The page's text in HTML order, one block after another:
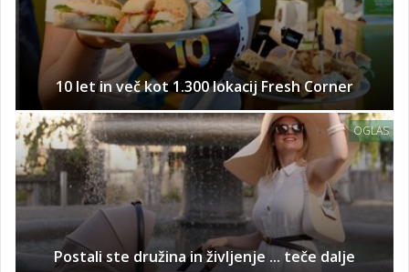
10 let in več kot 1.300 lokacij Fresh Corner
OGLAS
Postali ste družina in življenje ... teče dalje